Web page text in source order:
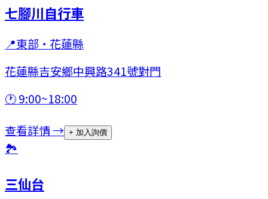
七腳川自行車
📍東部 · 花蓮縣
花蓮縣吉安鄉中興路341號對門
🕐9:00~18:00
查看詳情 → + 加入詢價
🏞
三仙台